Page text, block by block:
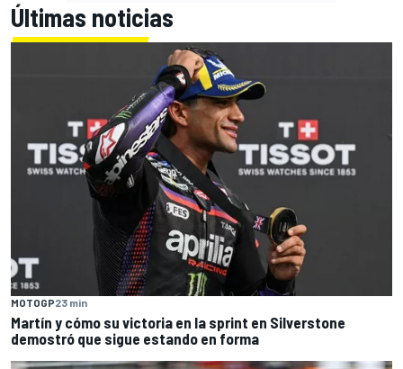
Últimas noticias
MOTOGP23 min
Martín y cómo su victoria en la sprint en Silverstone
demostró que sigue estando en forma